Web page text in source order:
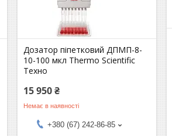
Дозатор піпетковий ДПМП-8-
10-100 мкл Thermo Scientific
Техно
15 950 ₴
Немає в наявності
+380 (67) 242-86-85